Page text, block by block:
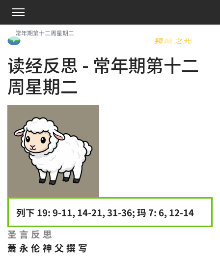
常年期第十二周星期二
读经反思 - 常年期第十二
周星期二
列下 19: 9-11, 14-21, 31-36; 玛 7: 6, 12-14
圣言反思
萧永伦神父撰写